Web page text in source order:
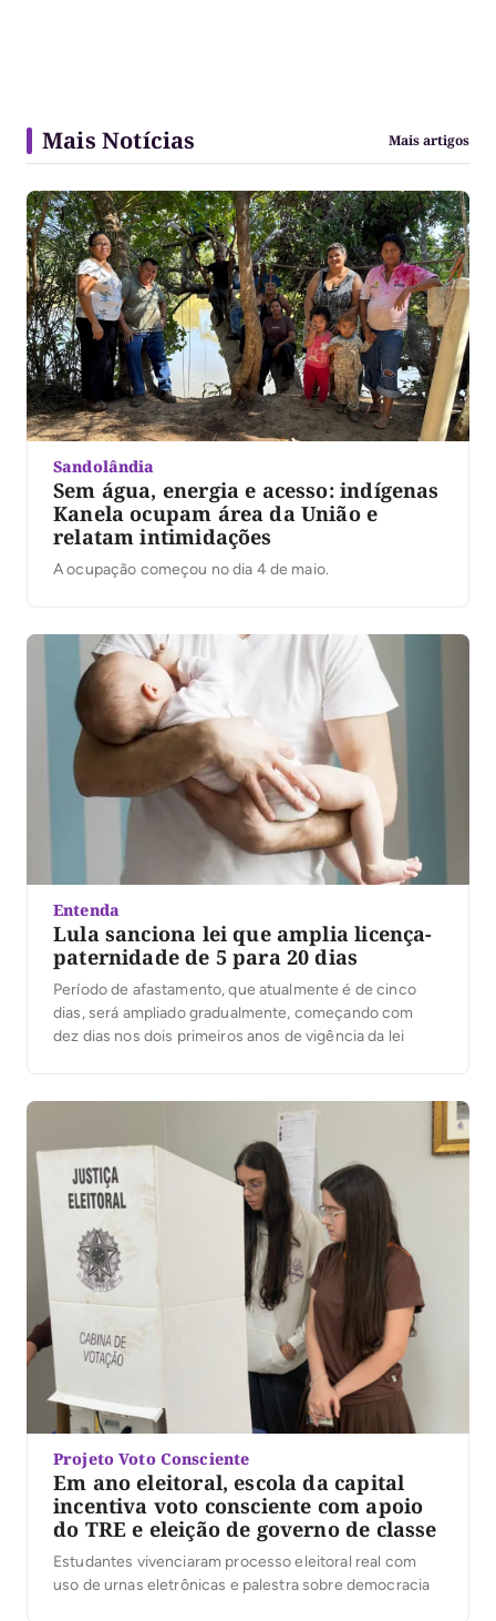
Mais Notícias Mais artigos
Sandolândia
Sem água, energia e acesso: indígenas
Kanela ocupam área da União e
relatam intimidações
A ocupação começou no dia 4 de maio.
Entenda
Lula sanciona lei que amplia licença-
paternidade de 5 para 20 dias
Período de afastamento, que atualmente é de cinco
dias, será ampliado gradualmente, começando com
dez dias nos dois primeiros anos de vigência da lei
Projeto Voto Consciente
Em ano eleitoral, escola da capital
incentiva voto consciente com apoio
do TRE e eleição de governo de classe
Estudantes vivenciaram processo eleitoral real com
uso de urnas eletrônicas e palestra sobre democracia